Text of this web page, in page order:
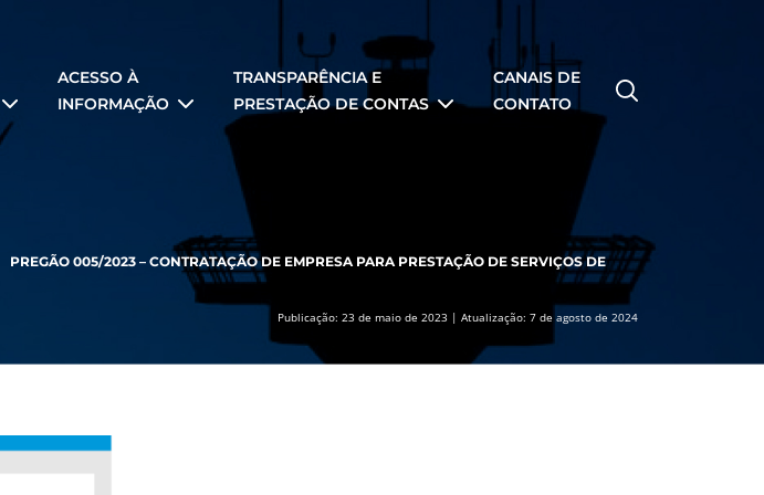
ACESSO À
INFORMAÇÃO
TRANSPARÊNCIA E
PRESTAÇÃO DE CONTAS
CANAIS DE
CONTATO
PREGÃO 005/2023 – CONTRATAÇÃO DE EMPRESA PARA PRESTAÇÃO DE SERVIÇOS DE
Publicação: 23 de maio de 2023 | Atualização: 7 de agosto de 2024